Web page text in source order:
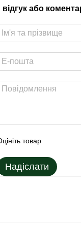
або
товар
Надіслати